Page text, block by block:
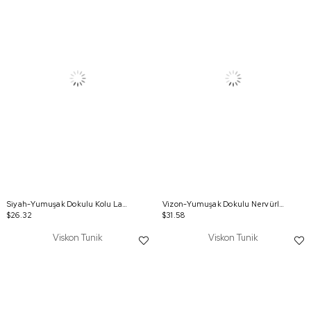
Siyah-Yumuşak Dokulu Kolu Lastikli Tunik
$26.32
Vizon-Yumuşak Dokulu Nervürlü Tunik
$31.58
Viskon Tunik Viskon Tunik